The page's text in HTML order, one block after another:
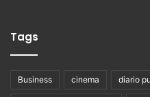
Tags
Business cinema diario